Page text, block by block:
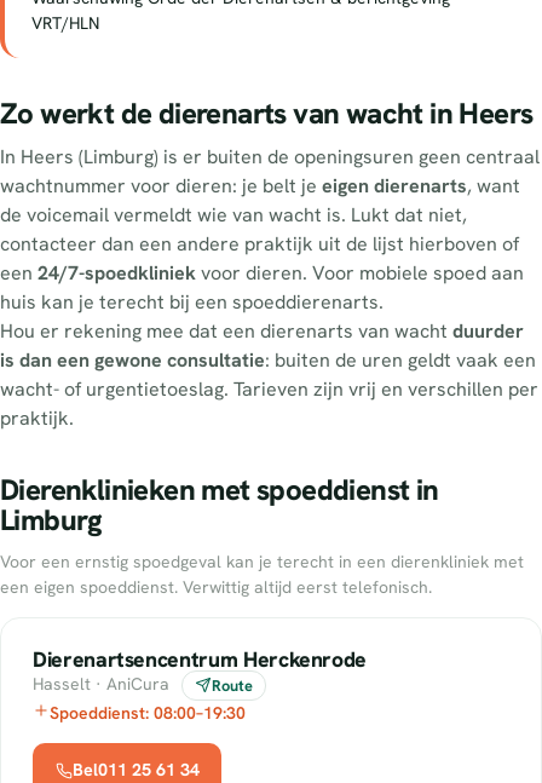
VRT/HLN
Zo werkt de dierenarts van wacht in Heers
In Heers (Limburg) is er buiten de openingsuren geen centraal
wachtnummer voor dieren: je belt je eigen dierenarts, want
de voicemail vermeldt wie van wacht is. Lukt dat niet,
contacteer dan een andere praktijk uit de lijst hierboven of
een 24/7-spoedkliniekvoor dieren. Voor mobiele spoed aan
huis kan je terecht bij een spoeddierenarts.
Hou er rekening mee dat een dierenarts van wacht duurder
is dan een gewone consultatie: buiten de uren geldt vaak een
wacht- of urgentietoeslag. Tarieven zijn vrij en verschillen per
praktijk.
Dierenklinieken met spoeddienst in
Limburg
Voor een ernstig spoedgeval kan je terecht in een dierenkliniek met
een eigen spoeddienst. Verwittig altijd eerst telefonisch.
Dierenartsencentrum Herckenrode
Hasselt · AniCura Route
Spoeddienst: 08:00–19:30
Bel011 25 61 34